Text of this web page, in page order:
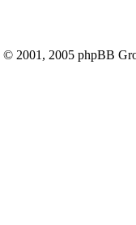
© 2001, 2005 phpBB